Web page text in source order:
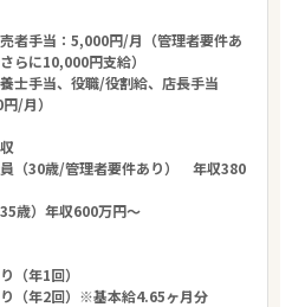
売者手当：5,000円/月（管理者要件あ
らに10,000円支給）
士手当、役職/役割給、店長手当
/月）
員（30歳/管理者要件あり） 年収380
歳）年収600万円～
（年1回）
り（年2回）※基本給4.65ヶ月分